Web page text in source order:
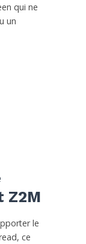
qui ne
un
Z2M
le
ce